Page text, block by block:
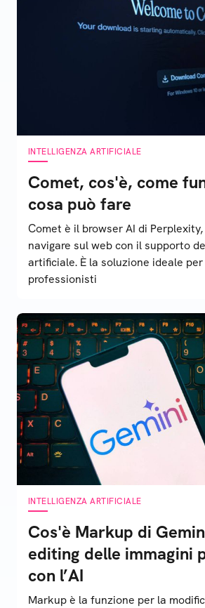
INTELLIGENZA ARTIFICIALE
Comet, cos'è, come
cosa può fare
Comet è il browser AI di
navigare sul web con il supporto
artificiale. È la soluzione ideale
professionisti
INTELLIGENZA ARTIFICIALE
Cos'è Markup di
editing delle immagini
con l’AI
Markup è la funzione per la